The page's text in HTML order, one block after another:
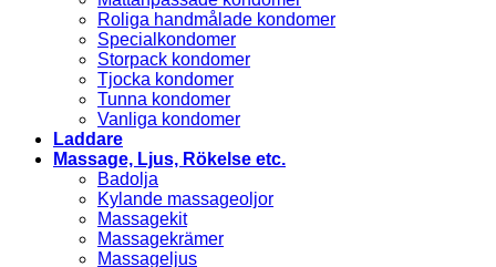
Roliga handmålade kondomer
Specialkondomer
Storpack kondomer
Tjocka kondomer
Tunna kondomer
Vanliga kondomer
Laddare
Massage, Ljus, Rökelse etc.
Badolja
Kylande massageoljor
Massagekit
Massagekrämer
Massageljus